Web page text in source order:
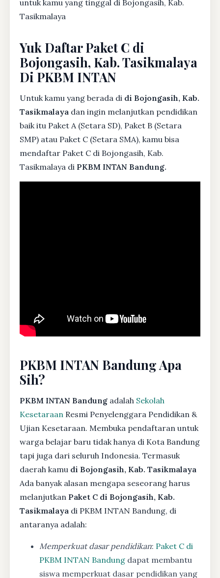
untuk kamu yang tinggal di Bojongasih, Kab.
Tasikmalaya
Yuk Daftar Paket C di
Bojongasih, Kab. Tasikmalaya
Di PKBM INTAN
Untuk kamu yang berada di di Bojongasih, Kab.
Tasikmalaya dan ingin melanjutkan pendidikan
baik itu Paket A (Setara SD), Paket B (Setara
SMP) atau Paket C (Setara SMA), kamu bisa
mendaftar Paket C di Bojongasih, Kab.
Tasikmalaya di PKBM INTAN Bandung.
PKBM INTAN Bandung Apa
Sih?
PKBM INTAN Bandung adalah Sekolah
Kesetaraan Resmi Penyelenggara Pendidikan &
Ujian Kesetaraan. Membuka pendaftaran untuk
warga belajar baru tidak hanya di Kota Bandung
tapi juga dari seluruh Indonesia. Termasuk
daerah kamu di Bojongasih, Kab. Tasikmalaya
Ada banyak alasan mengapa seseorang harus
melanjutkan Paket C di Bojongasih, Kab.
Tasikmalaya di PKBM INTAN Bandung, di
antaranya adalah:
Memperkuat dasar pendidikan: Paket C di
PKBM INTAN Bandung dapat membantu
siswa memperkuat dasar pendidikan yang